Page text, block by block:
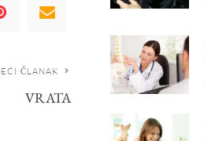
ČLANAK
VRATA